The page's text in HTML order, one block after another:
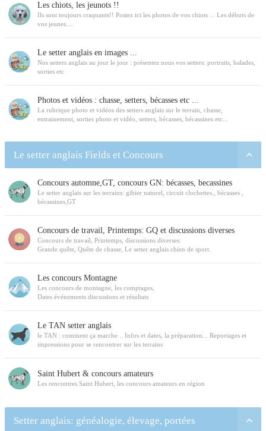
Les chiots, les jeunots !!
Ils sont toujours craquants!! Postez ici les photos de vos chiots ... Les débuts de
vos jeunes....
Le setter anglais en images ...
Nos setters anglais au jour le jour : présentez nous vos setters: portraits, balades,
sorties etc
Photos et vidéos : chasse, setters, bécasses etc ...
La rubrique photo et vidéos des setters anglais sur le terrain, chasse,
entrainement, sorties photo et vidéo, setters, bécasses, bécassines etc...
Le setter anglais Fields et Concours
Concours automne,GT, concours GN: bécasses, becassines
Le setter anglais sur les terrains: gibier naturel, circuit clochettes., bécasses ,
bécassines,GT
Concours de travail, Printemps: GQ et discussions diverses
Concours de travail, Printemps, discussions diverses:
Grande quête, Quête de chasse, Le setter anglais chien de sport.
Les concours Montagne
Les concours de montagne, les comptages,
Dates événements discussions et résultats
Le TAN setter anglais
le TAN : comment ça marche .. Infos et dates, la préparation... Reportages et
impressions pour se rencontrer sur les terrains
Saint Hubert & concours amateurs
Les rencontres Saint Hubert, les concours amateurs en région
Setter anglais: généalogie, élevage, portées